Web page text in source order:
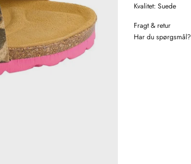
Kvalitet: Suede
Fragt & retur
Har du spørgsmål?